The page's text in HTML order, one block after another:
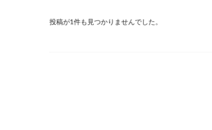
投稿が1件も見つかりませんでした。